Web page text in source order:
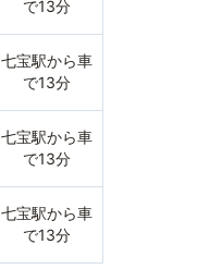
で13分
七宝駅から車
で13分
七宝駅から車
で13分
七宝駅から車
で13分